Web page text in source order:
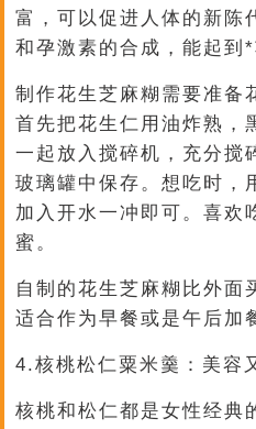
富，可以促进人体的新陈
和孕激素的合成，能起到*
制作花生芝麻糊需要准备
首先把花生仁用油炸熟，
一起放入搅碎机，充分搅
玻璃罐中保存。想吃时，
加入开水一冲即可。喜欢
蜜。
自制的花生芝麻糊比外面
适合作为早餐或是午后加
4.核桃松仁粟米羹：美容
核桃和松仁都是女性经典